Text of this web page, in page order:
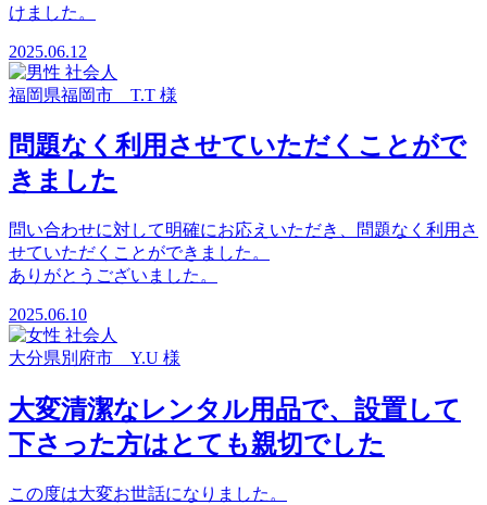
けました。
2025.06.12
福岡県福岡市 T.T 様
問題なく利用させていただくことがで
きました
問い合わせに対して明確にお応えいただき、問題なく利用さ
せていただくことができました。
ありがとうございました。
2025.06.10
大分県別府市 Y.U 様
大変清潔なレンタル用品で、設置して
下さった方はとても親切でした
この度は大変お世話になりました。